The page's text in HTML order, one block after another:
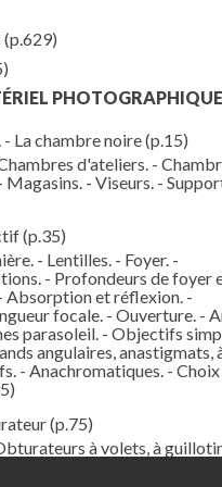
(p.629)
PHOTOGRAPHIQUE
La chambre noire(p.15)
d'ateliers. -
- Viseurs. -
(p.35)
- Lentilles. - Foyer. -
- Profondeurs de foyer
Absorption et réflexion. -
focale. - Ouverture. -
parasoleil. - Objectifs
angulaires, anastigmats,
- Anachromatiques. -
(p.75)
à volets, à